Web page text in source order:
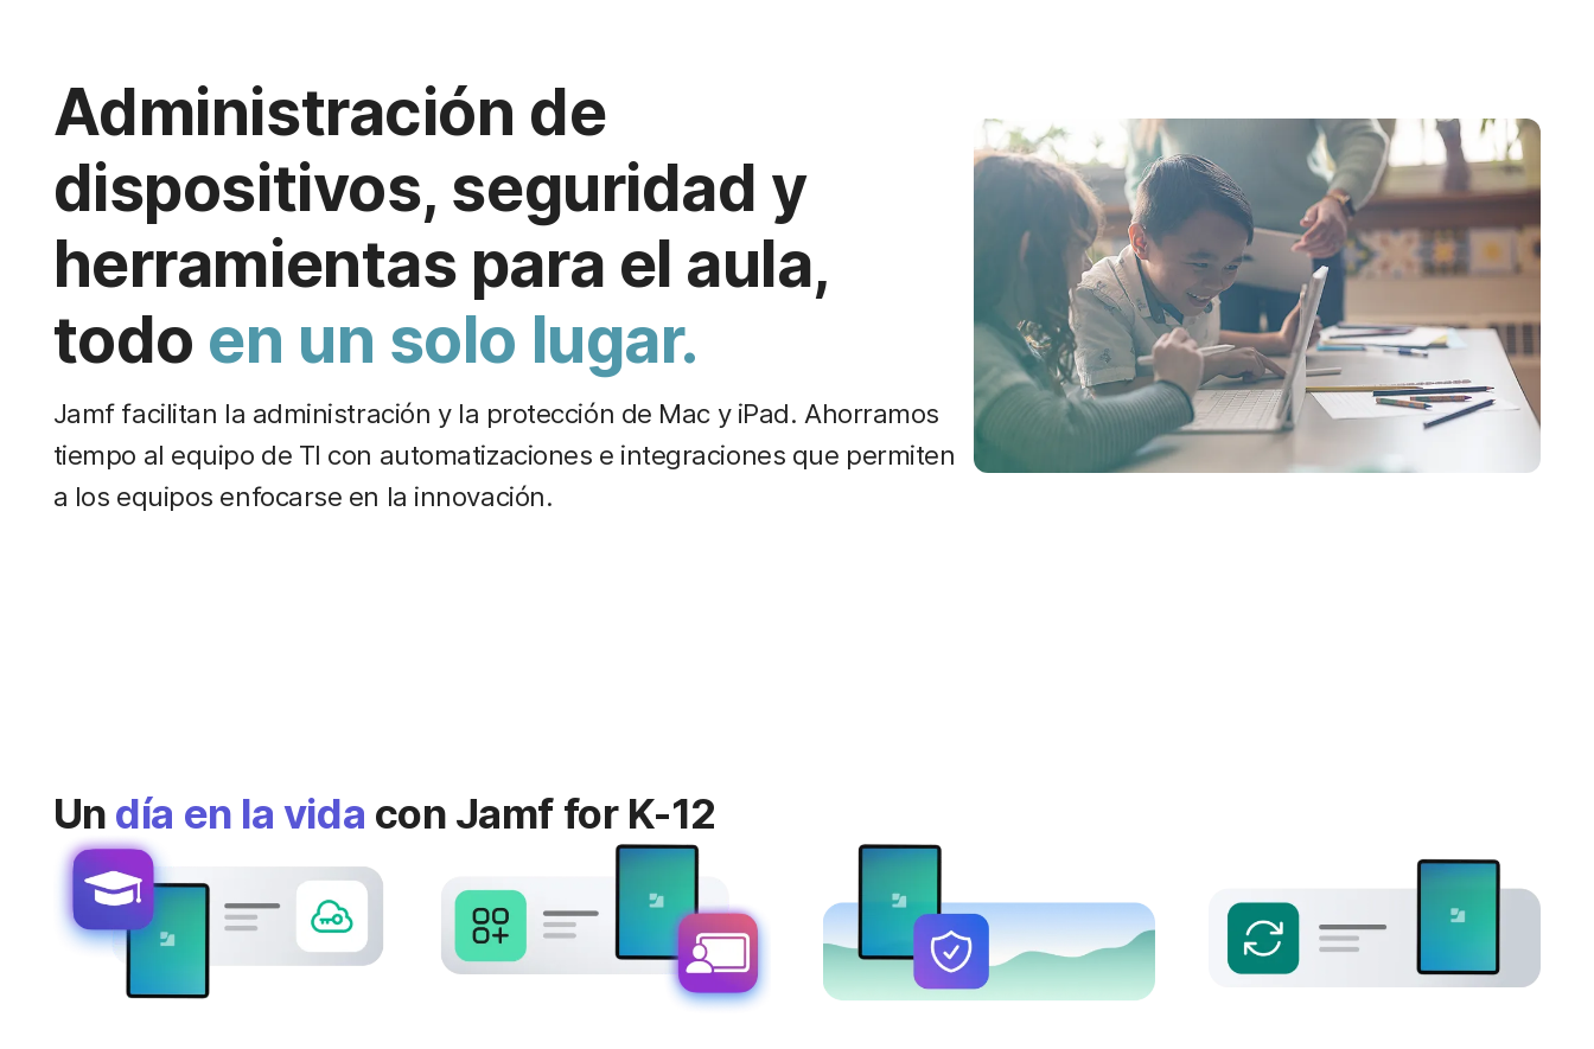
Administración de
dispositivos, seguridad y
herramientas para el aula,
todo en un solo lugar.
Jamf facilitan la administración y la protección de Mac y iPad. Ahorramos
tiempo al equipo de TI con automatizaciones e integraciones que permiten
a los equipos enfocarse en la innovación.
Un día en la vida con Jamf for K-12